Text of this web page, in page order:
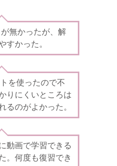
無かったが、解
すかった。
を使ったので不
りにくいところは
るのがよかった。
動画で学習できる
。何度も復習でき